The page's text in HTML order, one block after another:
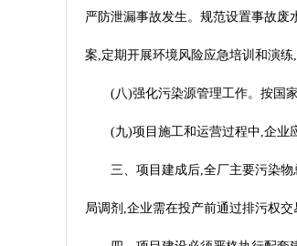
严防泄漏事故发生。规范设置事故
案,定期开展环境风险应急培训和演
(八)强化污染源管理工作。按国
(九)项目施工和运营过程中,企业
三、项目建成后,全厂主要污染物
局调剂,企业需在投产前通过排污权